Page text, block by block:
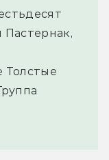
Пастернак,
Толстые